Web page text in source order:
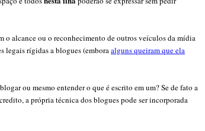
o alcance ou o reconhecimento de outros veículos da mídia
legais rígidas a blogues (emboraalguns queiram que ela
ou mesmo entender o que é escrito em um? Se de fato a
a própria técnica dos blogues pode ser incorporada